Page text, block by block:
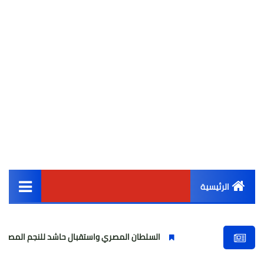
الرئيسية
أخبار مصر
السلطان المصري واستقبال حاشد للنجم المصري